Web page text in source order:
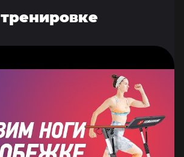
тренировке